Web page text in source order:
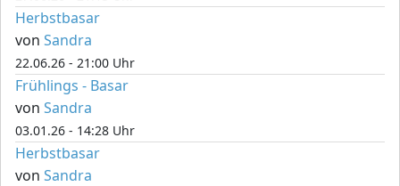
Herbstbasar
von Sandra
22.06.26 - 21:00 Uhr
Frühlings - Basar
von Sandra
03.01.26 - 14:28 Uhr
Herbstbasar
von Sandra